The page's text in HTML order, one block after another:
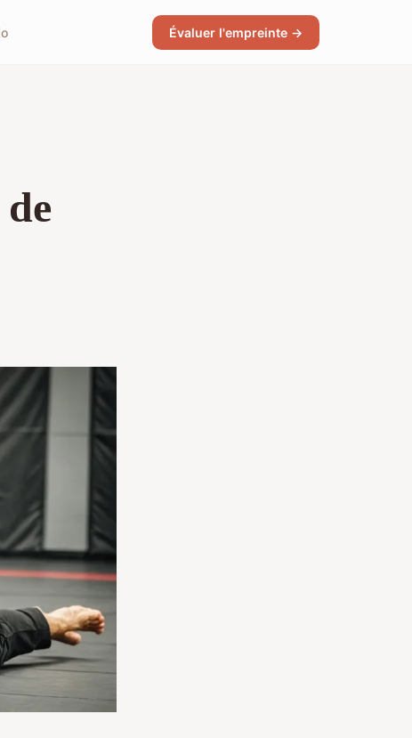
Évaluer l'empreinte →